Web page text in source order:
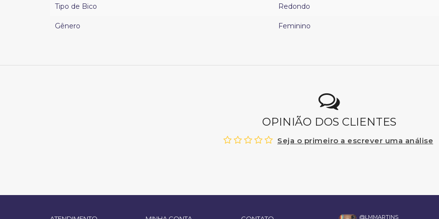
Tipo de Bico Redondo
Gênero Feminino
OPINIÃO DOS CLIENTES
Seja o primeiro a escrever uma análise
@LMMARTINS_